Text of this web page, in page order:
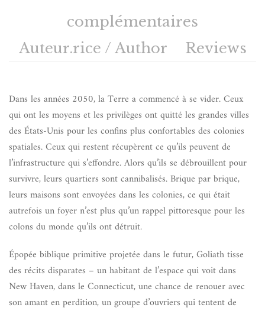
complémentaires
Auteur.rice / Author
Reviews
Dans les années 2050, la Terre a commencé à se vider. Ceux
qui ont les moyens et les privilèges ont quitté les grandes villes
des États-Unis pour les confins plus confortables des colonies
spatiales. Ceux qui restent récupèrent ce qu’ils peuvent de
l’infrastructure qui s’effondre. Alors qu’ils se débrouillent pour
survivre, leurs quartiers sont cannibalisés. Brique par brique,
leurs maisons sont envoyées dans les colonies, ce qui était
autrefois un foyer n’est plus qu’un rappel pittoresque pour les
colons du monde qu’ils ont détruit.
Épopée biblique primitive projetée dans le futur, Goliath tisse
des récits disparates – un habitant de l’espace qui voit dans
New Haven, dans le Connecticut, une chance de renouer avec
son amant en perdition, un groupe d’ouvriers qui tentent de